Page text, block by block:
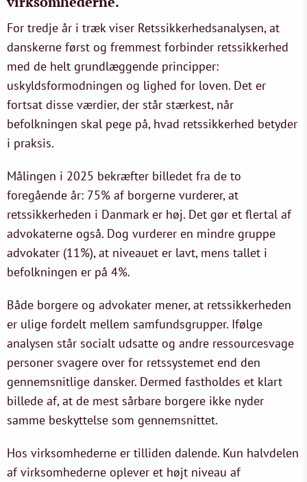
For tredje år i træk viser Retssikkerhedsanalysen, at
danskerne først og fremmest forbinder retssikkerhed
med de helt grundlæggende principper:
uskyldsformodningen og lighed for loven. Det er
fortsat disse værdier, der står stærkest, når
befolkningen skal pege på, hvad retssikkerhed betyder
i praksis.
Målingen i 2025 bekræfter billedet fra de to
foregående år: 75% af borgerne vurderer, at
retssikkerheden i Danmark er høj. Det gør et flertal af
advokaterne også. Dog vurderer en mindre gruppe
advokater (11%), at niveauet er lavt, mens tallet i
befolkningen er på 4%.
Både borgere og advokater mener, at retssikkerheden
er ulige fordelt mellem samfundsgrupper. Ifølge
analysen står socialt udsatte og andre ressourcesvage
personer svagere over for retssystemet end den
gennemsnitlige dansker. Dermed fastholdes et klart
billede af, at de mest sårbare borgere ikke nyder
samme beskyttelse som gennemsnittet.
Hos virksomhederne er tilliden dalende. Kun halvdelen
af virksomhederne oplever et højt niveau af